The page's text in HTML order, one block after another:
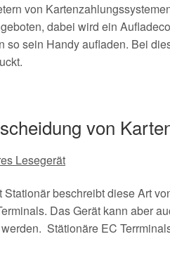
von
dabei wird ein
so sein Handy aufladen. Bei
von
Lesegerät
Stationär beschreibt diese Art
Das Gerät kann aber
Stätionäre EC